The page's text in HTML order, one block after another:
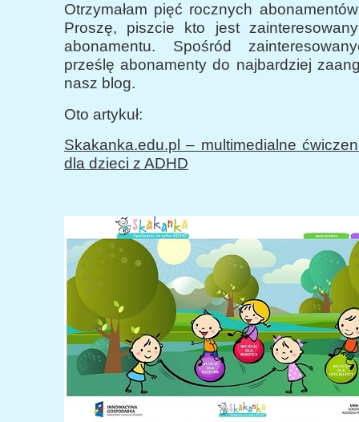
Otrzymałam pięć rocznych
Proszę, piszcie kto jest
abonamentu. Spośród
prześlę abonamenty do najbardziej
nasz blog.
Oto artykuł:
Skakanka.edu.pl – multimedialne
dla dzieci z ADHD